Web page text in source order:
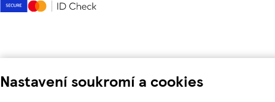
Nastavení soukromí a cookies